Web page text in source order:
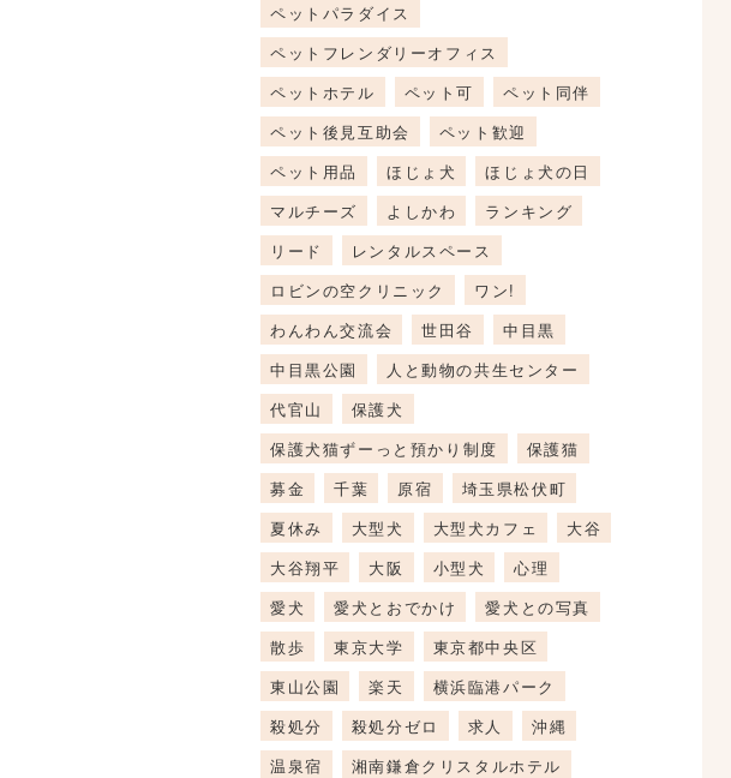
ペットパラダイス
ペットフレンダリーオフィス
ペットホテル
ペット可
ペット同伴
ペット後見互助会
ペット歓迎
ペット用品
ほじょ犬
ほじょ犬の日
マルチーズ
よしかわ
ランキング
リード
レンタルスペース
ロビンの空クリニック
ワン!
わんわん交流会
世田谷
中目黒
中目黒公園
人と動物の共生センター
代官山
保護犬
保護犬猫ずーっと預かり制度
保護猫
募金
千葉 原宿
埼玉県松伏町
夏休み
大型犬 大型犬カフェ
大谷
大谷翔平
大阪 小型犬
心理
愛犬
愛犬とおでかけ
愛犬との写真
散歩
東京大学
東京都中央区
東山公園
楽天
横浜臨港パーク
殺処分
殺処分ゼロ 求人
沖縄
温泉宿
湘南鎌倉クリスタルホテル